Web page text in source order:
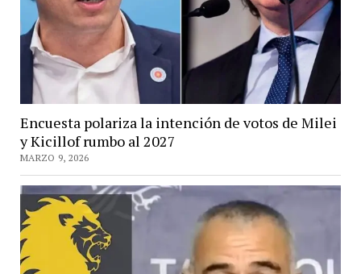
Encuesta polariza la intención de votos de Milei
y Kicillof rumbo al 2027
MARZO 9, 2026